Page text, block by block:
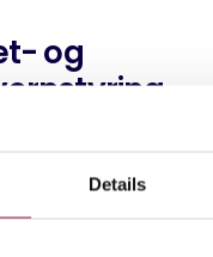
Details
og
ekstra viktig å ta hensyn
om hvordan
hvilken informasjon